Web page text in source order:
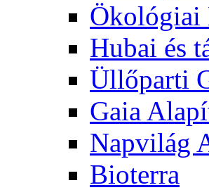
Ökológiai
Hubai és
Üllőparti
Gaia
Napvilág
Bioterra